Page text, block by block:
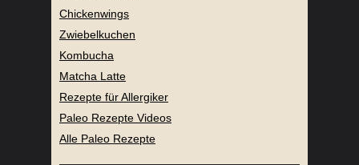
Chickenwings
Zwiebelkuchen
Kombucha
Matcha Latte
Rezepte für Allergiker
Paleo Rezepte Videos
Alle Paleo Rezepte